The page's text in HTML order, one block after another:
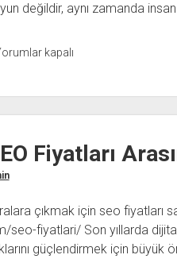
değildir, aynı zamanda
kapalı
Fiyatları
çıkmak için seo fiyatları
fiyatlari/ Son yıllarda
güçlendirmek için büyük